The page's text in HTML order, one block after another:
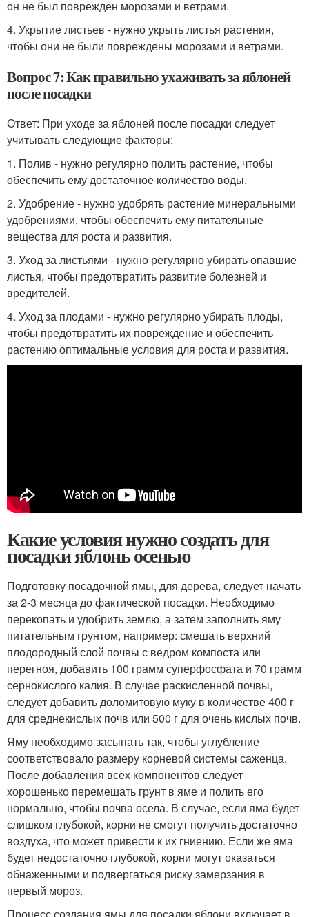
он не был поврежден морозами и ветрами.
4. Укрытие листьев - нужно укрыть листья растения,
чтобы они не были повреждены морозами и ветрами.
Вопрос 7: Как правильно ухаживать за яблоней
после посадки
Ответ: При уходе за яблоней после посадки следует
учитывать следующие факторы:
1. Полив - нужно регулярно полить растение, чтобы
обеспечить ему достаточное количество воды.
2. Удобрение - нужно удобрять растение минеральными
удобрениями, чтобы обеспечить ему питательные
вещества для роста и развития.
3. Уход за листьями - нужно регулярно убирать опавшие
листья, чтобы предотвратить развитие болезней и
вредителей.
4. Уход за плодами - нужно регулярно убирать плоды,
чтобы предотвратить их повреждение и обеспечить
растению оптимальные условия для роста и развития.
Какие условия нужно создать для
посадки яблонь осенью
Подготовку посадочной ямы, для дерева, следует начать
за 2-3 месяца до фактической посадки. Необходимо
перекопать и удобрить землю, а затем заполнить яму
питательным грунтом, например: смешать верхний
плодородный слой почвы с ведром компоста или
перегноя, добавить 100 грамм суперфосфата и 70 грамм
сернокислого калия. В случае раскисленной почвы,
следует добавить доломитовую муку в количестве 400 г
для среднекислых почв или 500 г для очень кислых почв.
Яму необходимо засыпать так, чтобы углубление
соответствовало размеру корневой системы саженца.
После добавления всех компонентов следует
хорошенько перемешать грунт в яме и полить его
нормально, чтобы почва осела. В случае, если яма будет
слишком глубокой, корни не смогут получить достаточно
воздуха, что может привести к их гниению. Если же яма
будет недостаточно глубокой, корни могут оказаться
обнаженными и подвергаться риску замерзания в
первый мороз.
Процесс создания ямы для посадки яблони включает в